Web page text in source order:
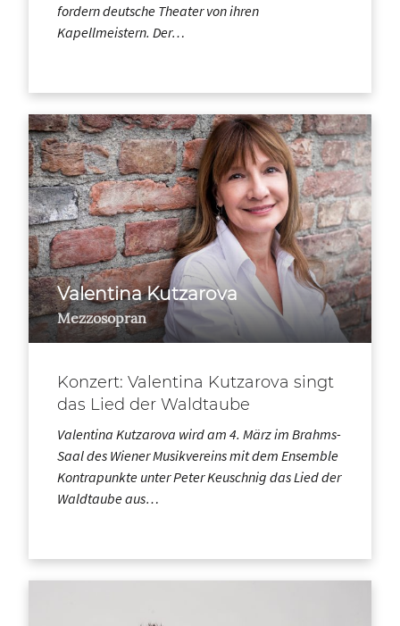
fordern deutsche Theater von ihren
Kapellmeistern. Der…
Valentina Kutzarova
Mezzosopran
Konzert: Valentina Kutzarova singt
das Lied der Waldtaube
Valentina Kutzarova wird am 4. März im Brahms-
Saal des Wiener Musikvereins mit dem Ensemble
Kontrapunkte unter Peter Keuschnig das Lied der
Waldtaube aus…